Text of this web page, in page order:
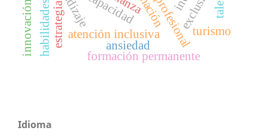
atención inclusiva
ansiedad
formación permanente
turismo
estrategia
Idioma